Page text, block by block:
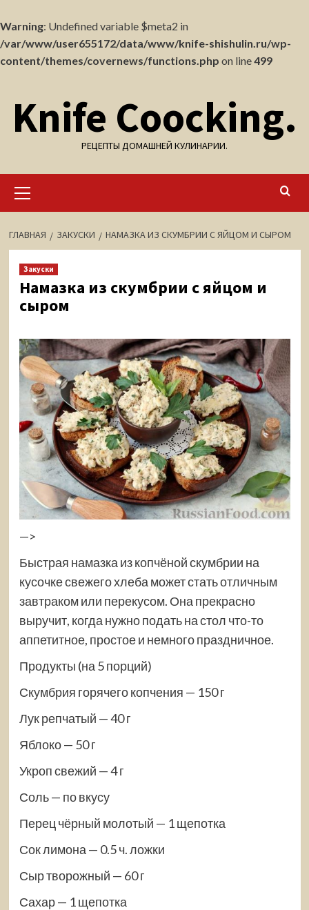
Warning: Undefined variable $meta2 in
/var/www/user655172/data/www/knife-shishulin.ru/wp-
content/themes/covernews/functions.php on line499
содержимому
Knife Coocking.
РЕЦЕПТЫ ДОМАШНЕЙ КУЛИНАРИИ.
меню
ГЛАВНАЯ ЗАКУСКИ НАМАЗКА ИЗ СКУМБРИИ С ЯЙЦОМ И СЫРОМ
Закуски
Намазка из скумбрии с яйцом и
сыром
—>
Быстрая намазка из копчёной скумбрии на
кусочке свежего хлеба может стать отличным
завтраком или перекусом. Она прекрасно
выручит, когда нужно подать на стол что-то
аппетитное, простое и немного праздничное.
Продукты (на 5 порций)
Скумбрия горячего копчения — 150 г
Лук репчатый — 40 г
Яблоко — 50 г
Укроп свежий — 4 г
Соль — по вкусу
Перец чёрный молотый — 1 щепотка
Сок лимона — 0.5 ч. ложки
Сыр творожный — 60 г
Сахар — 1 щепотка